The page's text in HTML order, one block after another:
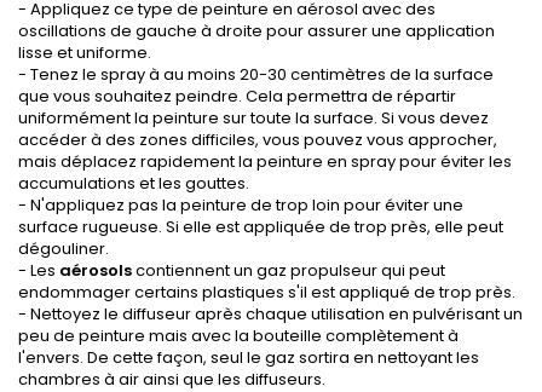
- Appliquez ce type de peinture en aérosol avec des
oscillations de gauche à droite pour assurer une application
lisse et uniforme.
- Tenez le spray à au moins 20-30 centimètres de la surface
que vous souhaitez peindre. Cela permettra de répartir
uniformément la peinture sur toute la surface. Si vous devez
accéder à des zones difficiles, vous pouvez vous approcher,
mais déplacez rapidement la peinture en spray pour éviter les
accumulations et les gouttes.
- N'appliquez pas la peinture de trop loin pour éviter une
surface rugueuse. Si elle est appliquée de trop près, elle peut
dégouliner.
- Les aérosolscontiennent un gaz propulseur qui peut
endommager certains plastiques s'il est appliqué de trop près.
- Nettoyez le diffuseur après chaque utilisation en pulvérisant un
peu de peinture mais avec la bouteille complètement à
l'envers. De cette façon, seul le gaz sortira en nettoyant les
chambres à air ainsi que les diffuseurs.